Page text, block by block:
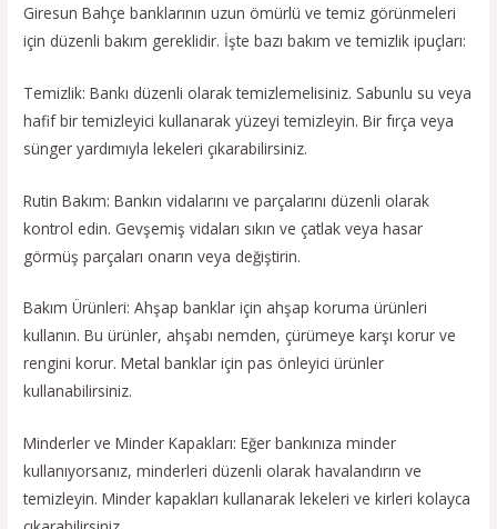
Giresun Bahçe banklarının uzun ömürlü ve temiz görünmeleri
için düzenli bakım gereklidir. İşte bazı bakım ve temizlik ipuçları:
Temizlik: Bankı düzenli olarak temizlemelisiniz. Sabunlu su veya
hafif bir temizleyici kullanarak yüzeyi temizleyin. Bir fırça veya
sünger yardımıyla lekeleri çıkarabilirsiniz.
Rutin Bakım: Bankın vidalarını ve parçalarını düzenli olarak
kontrol edin. Gevşemiş vidaları sıkın ve çatlak veya hasar
görmüş parçaları onarın veya değiştirin.
Bakım Ürünleri: Ahşap banklar için ahşap koruma ürünleri
kullanın. Bu ürünler, ahşabı nemden, çürümeye karşı korur ve
rengini korur. Metal banklar için pas önleyici ürünler
kullanabilirsiniz.
Minderler ve Minder Kapakları: Eğer bankınıza minder
kullanıyorsanız, minderleri düzenli olarak havalandırın ve
temizleyin. Minder kapakları kullanarak lekeleri ve kirleri kolayca